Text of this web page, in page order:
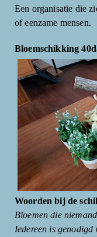
Een organisatie die
of eenzame mensen.
Bloemschikking
Woorden bij de
Bloemen die
Iedereen is genodigd